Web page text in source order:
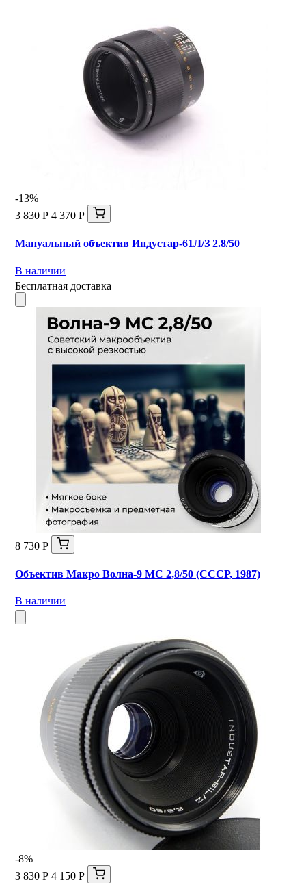
-13%
3 830 Р 4 370 Р
Мануальный объектив Индустар-61Л/З 2.8/50
В наличии
Бесплатная доставка
8 730 Р
Объектив Макро Волна-9 МС 2,8/50 (СССР, 1987)
В наличии
-8%
3 830 Р 4 150 Р